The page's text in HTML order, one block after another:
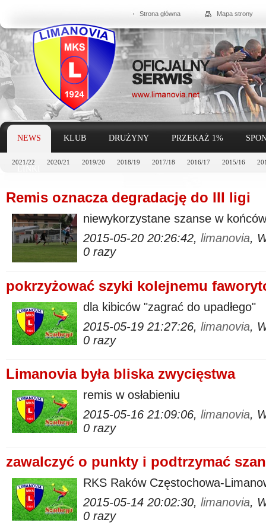
Strona główna Mapa strony
NEWS
2021/22 2020/21 2019/20 2018/19 2017/18 2016/17 2015/16
KLUB DRUŻYNY PRZEKAŻ 1%
Remis oznacza degradację do III ligi
niewykorzystane szanse w
2015-05-20 20:26:42, limanovia,
0 razy
pokrzyżować szyki kolejnemu
dla kibiców "zagrać do upadłego"
2015-05-19 21:27:26, limanovia,
0 razy
Limanovia była bliska zwycięstwa
remis w osłabieniu
2015-05-16 21:09:06, limanovia,
0 razy
zawalczyć o punkty i podtrzymać
RKS Raków Częstochowa-
2015-05-14 20:02:30, limanovia,
0 razy